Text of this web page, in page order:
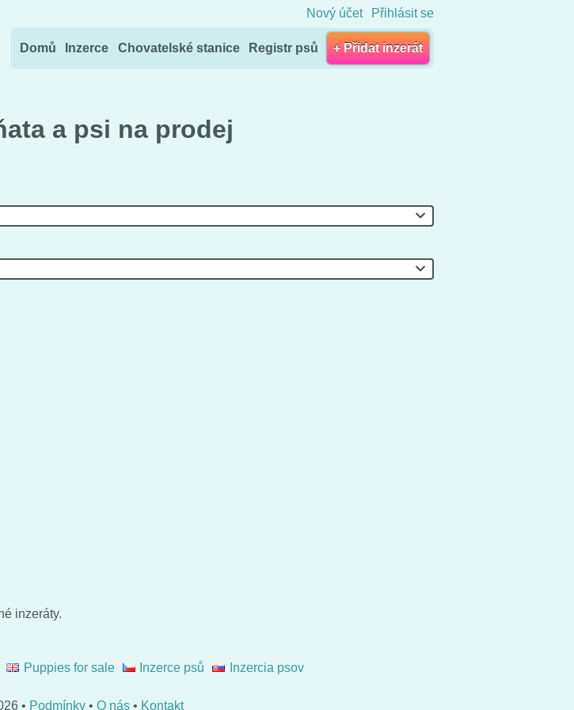
Nový účet Přihlásit se
Domů Inzerce Chovatelské stanice Registr psů + Přidat inzerát
a psi na prodej
inzeráty.
Puppies for sale Inzerce psů
Inzercia psov
• Podmínky • O nás • Kontakt